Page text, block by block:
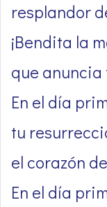
resplandor
¡Bendita la
que anuncia
En el día
tu
el corazón
En el día